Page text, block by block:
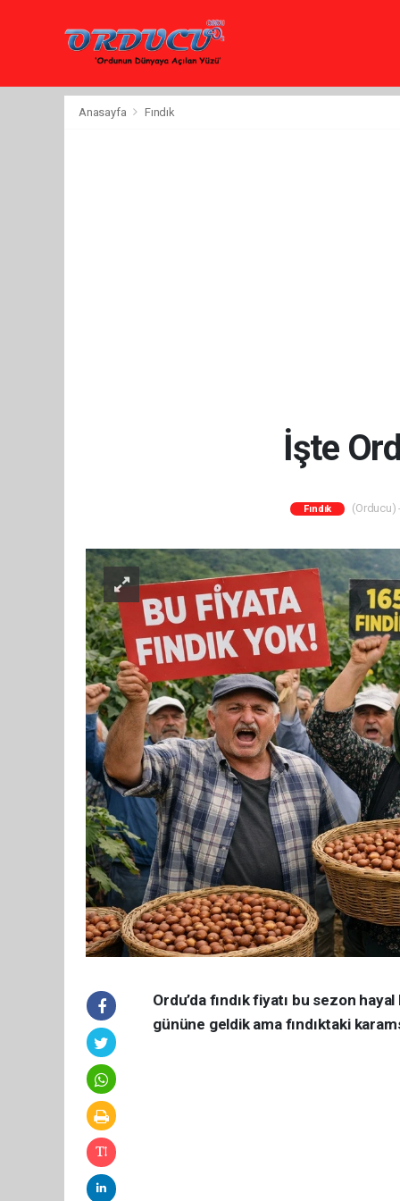
Anasayfa Fındık
İşte
Fındık (Orducu)
Ordu’da fındık fiyatı bu sezon
gününe geldik ama fındıktaki